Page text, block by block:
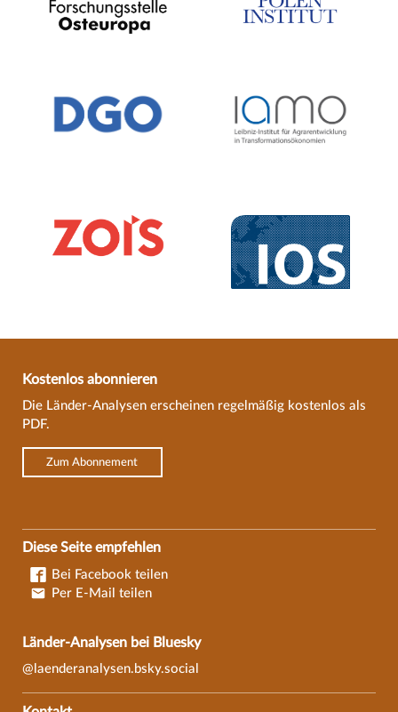
Kostenlos abonnieren
Die Länder-Analysen erscheinen regelmäßig kostenlos als
PDF.
Zum Abonnement
Diese Seite empfehlen
Bei Facebook teilen
Per E-Mail teilen
Länder-Analysen bei Bluesky
@laenderanalysen.bsky.social